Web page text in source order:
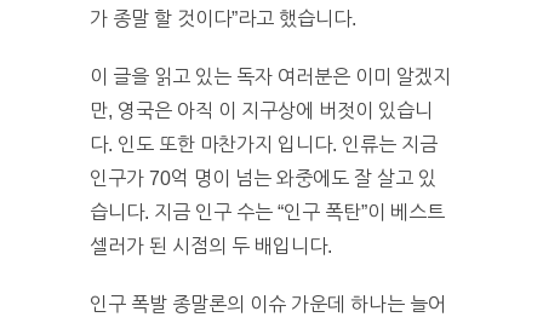
가 종말 할 것이다”라고 했습니다.
이 글을 읽고 있는 독자 여러분은 이미 알겠지
만, 영국은 아직 이 지구상에 버젓이 있습니
다. 인도 또한 마찬가지 입니다. 인류는 지금
인구가 70억 명이 넘는 와중에도 잘 살고 있
습니다. 지금 인구 수는 “인구 폭탄”이 베스트
셀러가 된 시점의 두 배입니다.
인구 폭발 종말론의 이슈 가운데 하나는 늘어